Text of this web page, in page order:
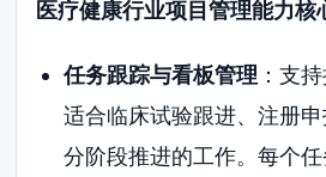
医疗健康行业项目管理能力核
任务跟踪与看板管理 ：支
适合临床试验跟进、注册
分阶段推进的工作。每个任